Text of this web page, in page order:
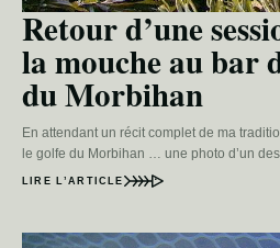
Retour d’une
la mouche au bar
du Morbihan
En attendant un récit complet de ma
le golfe du Morbihan … une photo d’un
LIRE L’ARTICLE